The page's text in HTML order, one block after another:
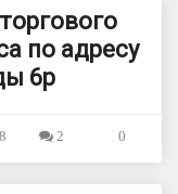
по адресу
6р
0
2